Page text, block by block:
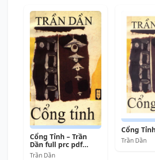
Cổng Tỉnh – Trần
Dần full prc pdf
epub azw3 [Thơ Ca]
Trần Dần
Cổng
Trần Dần